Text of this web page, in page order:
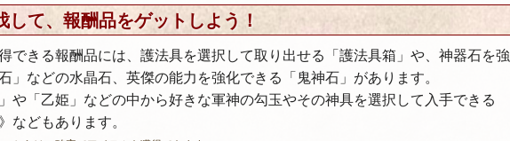
して、報酬品をゲットしよう！
できる報酬品には、護法具を選択して取り出せる「護法具箱」や、神器石を強
」などの水晶石、英傑の能力を強化できる「鬼神石」があります。
や「乙姫」などの中から好きな軍神の勾玉やその神具を選択して入手できる
などもあります。